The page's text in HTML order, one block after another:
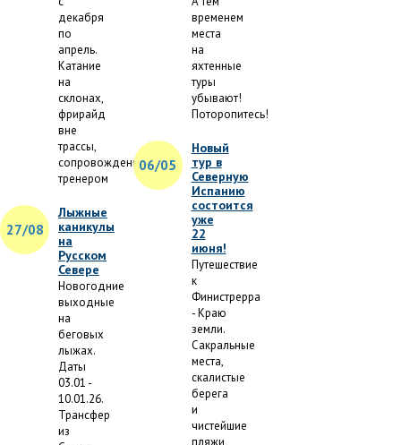
декабря
по
апрель.
Катание
на
склонах,
фрирайд
вне
трассы,
сопровождение
тренером
27/08
Лыжные
каникулы
на
Русском
Севере
Новогодние
выходные
на
беговых
лыжах.
Даты
03.01 -
10.01.26.
Трансфер
из
временем
места
на
яхтенные
туры
убывают!
Поторопитесь!
06/05
Новый
тур в
Северную
Испанию
состоится
уже
22
июня!
Путешествие
к
Финистрерра
- Краю
земли.
Сакральные
места,
скалистые
берега
и
чистейшие
пляжи,